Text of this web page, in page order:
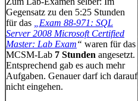
Gegensatz zu den 5:25 Stunden
für das
„Exam 88-971: SQL
Server 2008 Microsoft Certified
Master: Lab Exam“ waren für das
MCSM-Lab 7 Stunden angesetzt.
Entsprechend gab es auch mehr
Aufgaben. Genauer darf ich darauf
nicht eingehen.